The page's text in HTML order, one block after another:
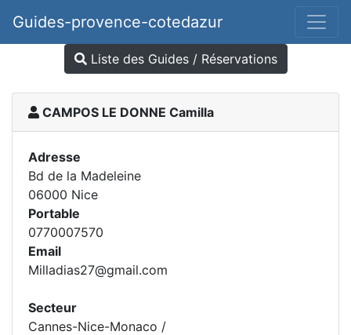
Guides-provence-cotedazur
Liste des Guides / Réservations
CAMPOS LE DONNE Camilla
Adresse
Bd de la Madeleine
06000 Nice
Portable
0770007570
Email
Milladias27@gmail.com
Secteur
Cannes-Nice-Monaco /